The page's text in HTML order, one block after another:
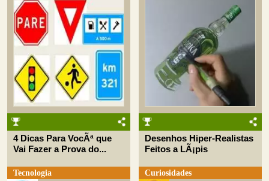
4 Dicas Para VocÃª que
Vai Fazer a Prova do...
Tecnologia
Desenhos Hiper-Realistas
Feitos a LÃ¡pis
Curiosidades